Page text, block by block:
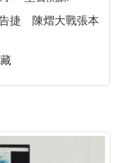
捷 陳熠大戰張本